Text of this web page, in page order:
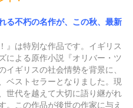
る不朽の名作が、この秋、最新
は特別な作品です。 イギリス
による原作小説『オリバー・ツ
イギリスの社会情勢を背景に、
ストセラーとなりました。 現
世代を越えて大切に語り継がれ
この作品が後世の作家に与え